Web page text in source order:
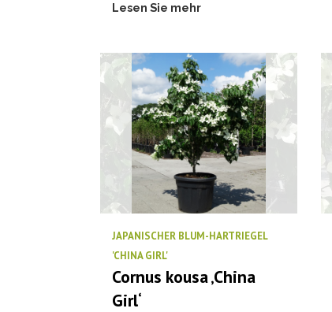
Lesen Sie mehr
JAPANISCHER BLUM-HARTRIEGEL
'CHINA GIRL'
Cornus kousa ‚China
Girl‘